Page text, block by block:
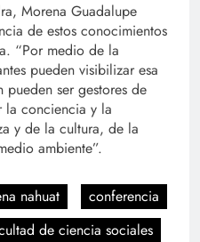
Morena Guadalupe
de estos conocimientos
“Por medio de la
pueden visibilizar esa
pueden ser gestores de
la conciencia y la
y de la cultura, de la
ambiente”.
nahuat
conferencia
de ciencia sociales